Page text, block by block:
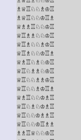
♗♕♖♘♘♗♔♖
♗♕♖♘♘♔♖♗
♕♗♗♖♘♘♔♖
♕♖♗♗♘♘♔♖
♕♖♗♘♘♗♔♖
♕♖♗♘♘♔♖♗
♕♗♖♘♗♘♔♖
♕♖♘♗♗♘♔♖
♕♖♘♘♗♗♔♖
♕♖♘♘♗♔♖♗
♕♗♖♘♘♔♗♖
♕♖♘♗♘♔♗♖
♕♖♘♘♔♗♗♖
♕♖♘♘♔♖♗♗
♗♗♖♕♘♘♔♖